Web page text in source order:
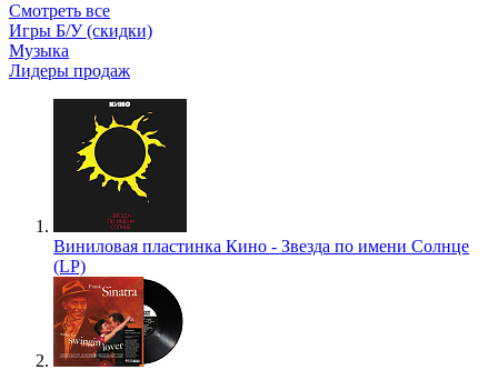
Смотреть все
Игры Б/У (скидки)
Музыка
Лидеры продаж
Виниловая пластинка Кино - Звезда по имени Солнце
(LP)